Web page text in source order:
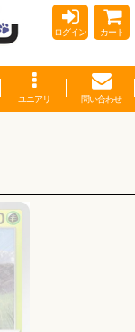
ログイン カート
ユニアリ 問い合わせ